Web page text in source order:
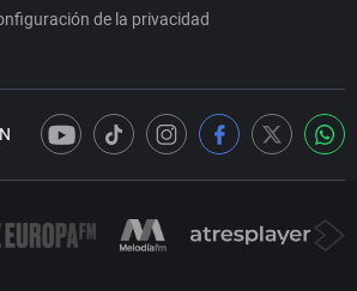
de la privacidad